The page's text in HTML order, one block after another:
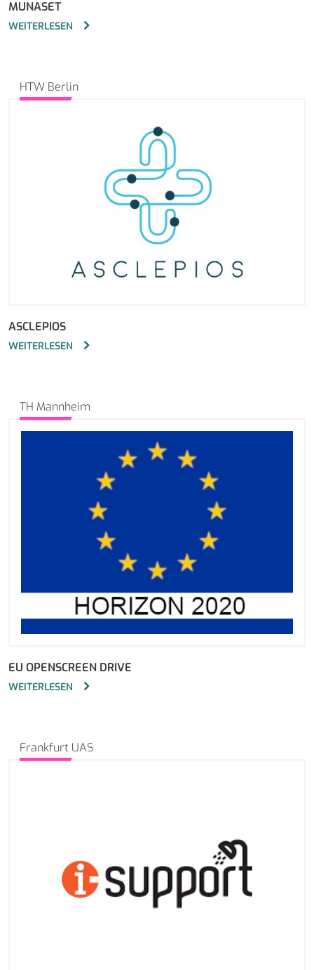
MUNASET
WEITERLESEN
HTW Berlin
ASCLEPIOS
WEITERLESEN
TH Mannheim
EU OPENSCREEN DRIVE
WEITERLESEN
Frankfurt UAS